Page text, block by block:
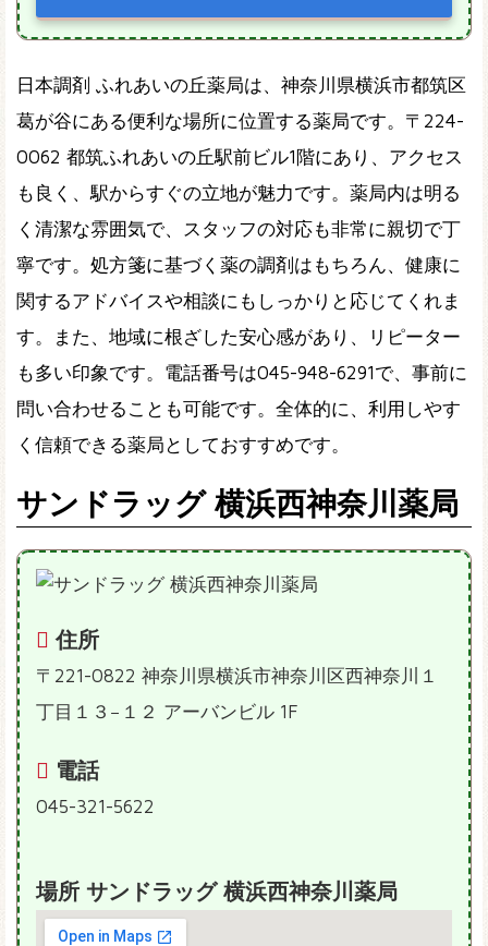
日本調剤 ふれあいの丘薬局は、神奈川県横浜市都筑区
葛が谷にある便利な場所に位置する薬局です。〒224-
0062 都筑ふれあいの丘駅前ビル1階にあり、アクセス
も良く、駅からすぐの立地が魅力です。薬局内は明る
く清潔な雰囲気で、スタッフの対応も非常に親切で丁
寧です。処方箋に基づく薬の調剤はもちろん、健康に
関するアドバイスや相談にもしっかりと応じてくれま
す。また、地域に根ざした安心感があり、リピーター
も多い印象です。電話番号は045-948-6291で、事前に
問い合わせることも可能です。全体的に、利用しやす
く信頼できる薬局としておすすめです。
サンドラッグ 横浜西神奈川薬局
住所
〒221-0822 神奈川県横浜市神奈川区西神奈川１
丁目１３−１２ アーバンビル 1F
電話
045-321-5622
場所 サンドラッグ 横浜西神奈川薬局